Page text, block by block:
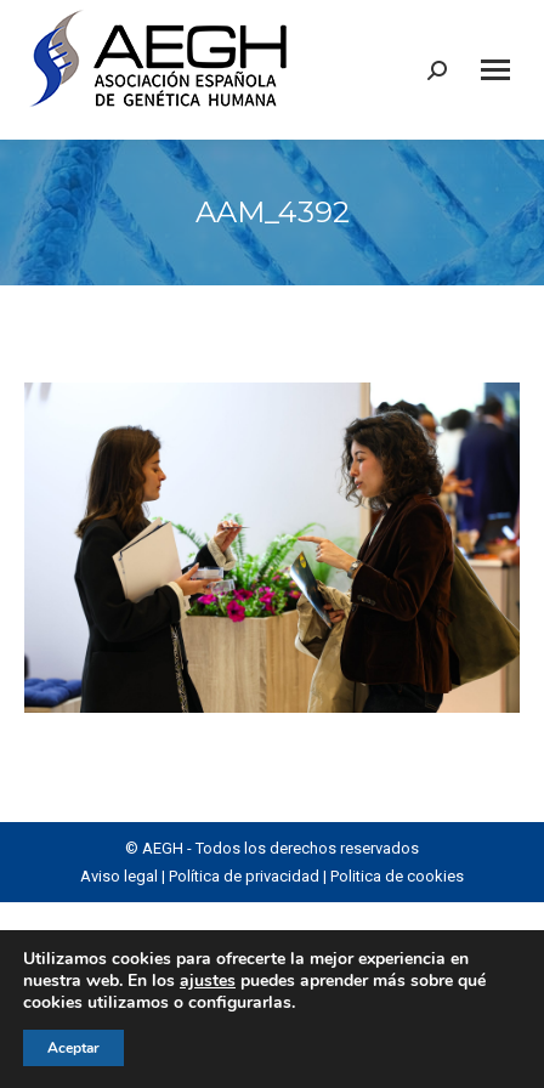
Buscar:
AAM_4392
© AEGH - Todos los derechos reservados
Aviso legal | Política de privacidad | Politica de cookies
Utilizamos cookies para ofrecerte la mejor experiencia en
nuestra web. En los ajustes puedes aprender más sobre qué
cookies utilizamos o configurarlas.
Aceptar